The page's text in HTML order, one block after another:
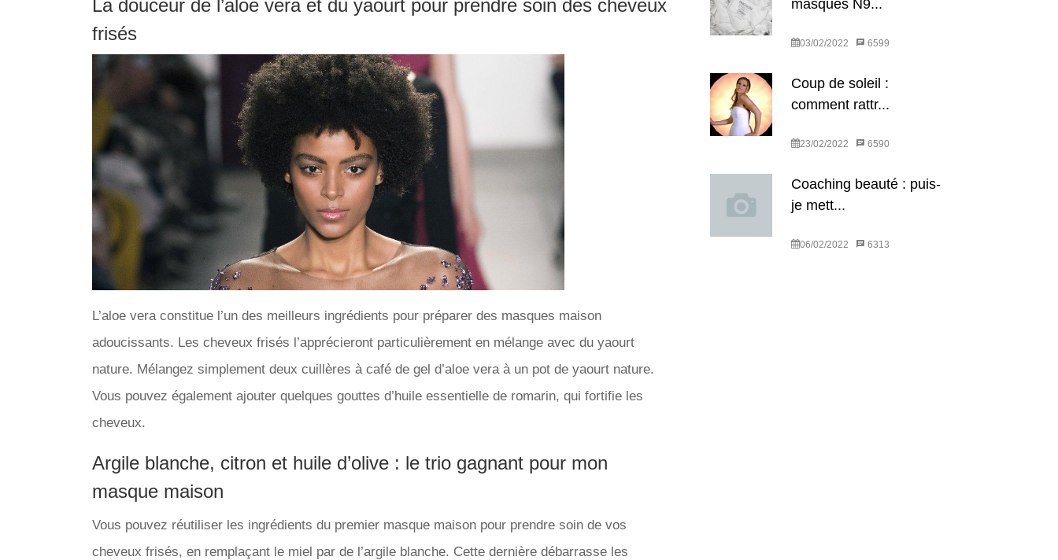
La douceur de l’aloe vera et du yaourt pour prendre soin des cheveux
frisés
L’aloe vera constitue l’un des meilleurs ingrédients pour préparer des masques maison
adoucissants. Les cheveux frisés l’apprécieront particulièrement en mélange avec du yaourt
nature. Mélangez simplement deux cuillères à café de gel d’aloe vera à un pot de yaourt nature.
Vous pouvez également ajouter quelques gouttes d’huile essentielle de romarin, qui fortifie les
cheveux.
Argile blanche, citron et huile d’olive : le trio gagnant pour mon
masque maison
Vous pouvez réutiliser les ingrédients du premier masque maison pour prendre soin de vos
cheveux frisés, en remplaçant le miel par de l’argile blanche. Cette dernière débarrasse les
masques N9...
03/02/2022 6599
Coup de soleil :
comment rattr...
23/02/2022 6590
Coaching beauté : puis-
je mett...
06/02/2022 6313